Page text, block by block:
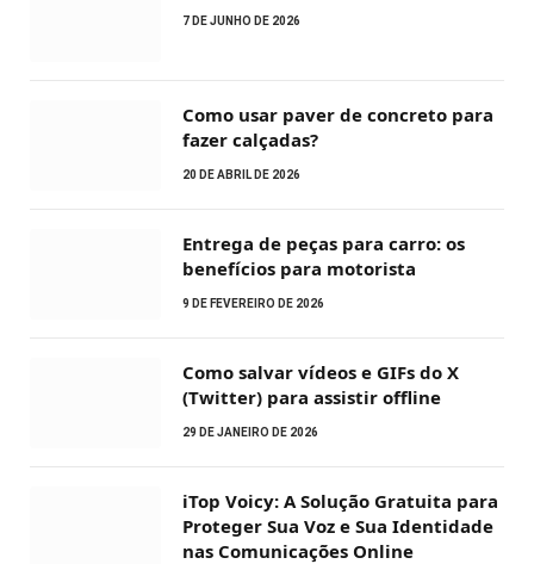
7 DE JUNHO DE 2026
Como usar paver de concreto para
fazer calçadas?
20 DE ABRIL DE 2026
Entrega de peças para carro: os
benefícios para motorista
9 DE FEVEREIRO DE 2026
Como salvar vídeos e GIFs do X
(Twitter) para assistir offline
29 DE JANEIRO DE 2026
iTop Voicy: A Solução Gratuita para
Proteger Sua Voz e Sua Identidade
nas Comunicações Online